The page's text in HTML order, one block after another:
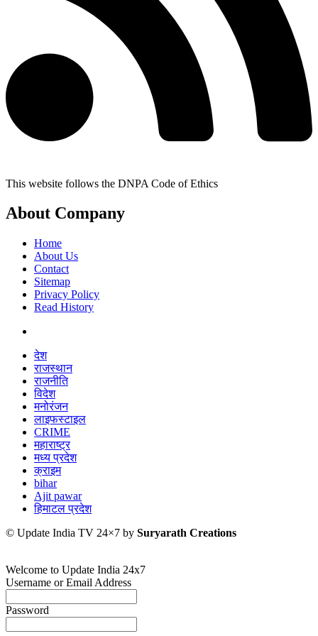
This website follows the DNPA Code of Ethics
About Company
Home
About Us
Contact
Sitemap
Privacy Policy
Read History
देश
राजस्थान
राजनीति
विदेश
मनोरंजन
लाइफस्टाइल
CRIME
महाराष्ट्र
मध्य प्रदेश
क्राइम
bihar
Ajit pawar
हिमाटल प्रदेश
© Update India TV 24×7 by Suryarath Creations
Welcome to Update India 24x7
Username or Email Address
Password